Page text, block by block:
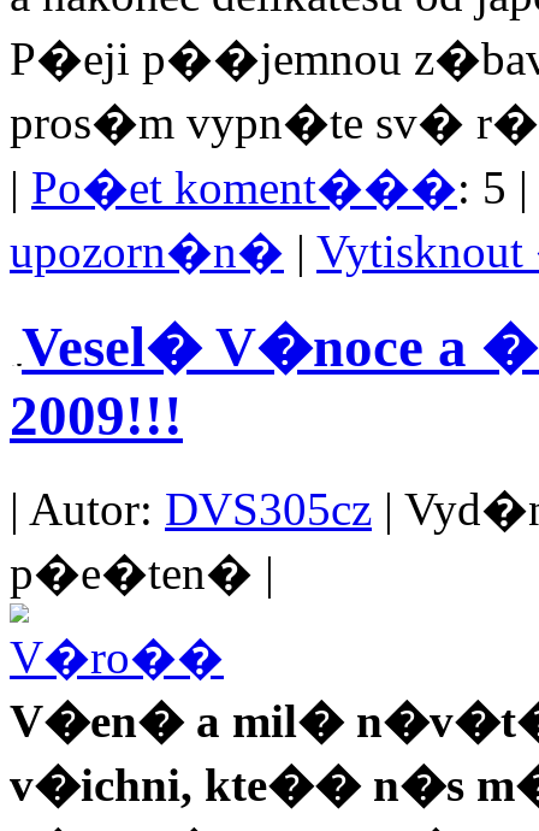
P�eji p��jemnou
pros�m vypn�te sv�
| Po�et koment���: 5 |
upozorn�n� |
Vesel� V�noce a
2009!!!
| Autor: DVS305cz |
p�e�ten� |
V�en� a mil�
v�ichni, kte�� n�s